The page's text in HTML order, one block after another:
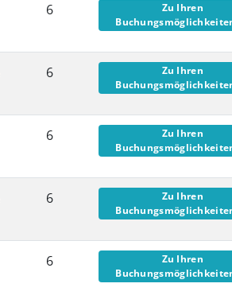
6
Zu Ihren
6
Zu Ihren
6
Zu Ihren
6
Zu Ihren
6
Zu Ihren